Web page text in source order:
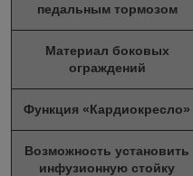
педальным тормозом
Материал боковых
ограждений
Функция «Кардиокресло»
Возможность установить
инфузионную стойку